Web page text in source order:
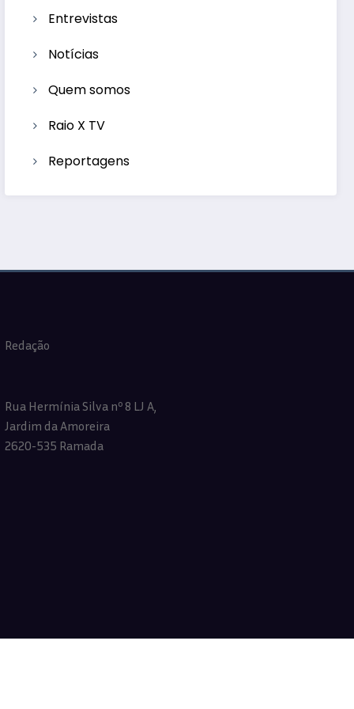
Entrevistas
Notícias
Quem somos
Raio X TV
Reportagens
Redação
Rua Hermínia Silva nº 8 LJ A,
Jardim da Amoreira
2620-535 Ramada